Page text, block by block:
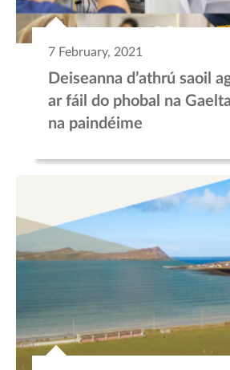
7 February, 2021
Deiseanna d’athrú saoil
ar fáil do phobal na
na paindéime